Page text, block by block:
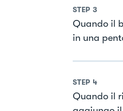
STEP 3
Quando il
in una
STEP 4
Quando il